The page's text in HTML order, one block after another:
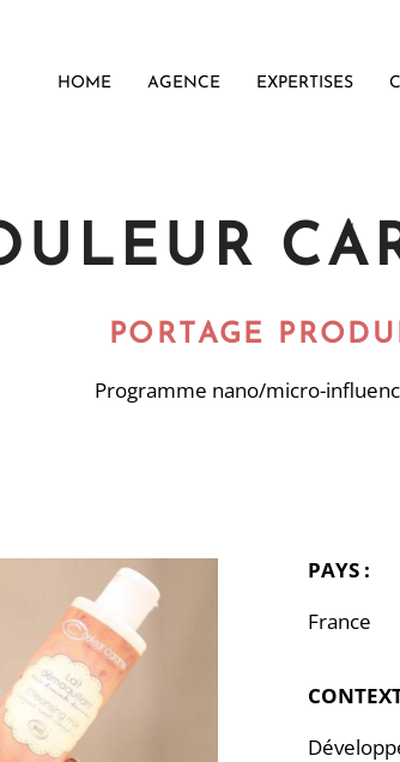
HOME AGENCE EXPERTISES
PORTAGE
Programme nano/micro-
PAYS :
France